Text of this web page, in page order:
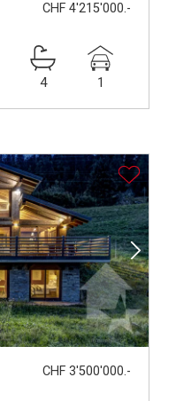
CHF 4'215'000.-
4 1
CHF 3'500'000.-